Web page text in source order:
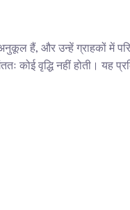
हैं, और उन्हें ग्राहकों में
कोई वृद्धि नहीं होती। यह